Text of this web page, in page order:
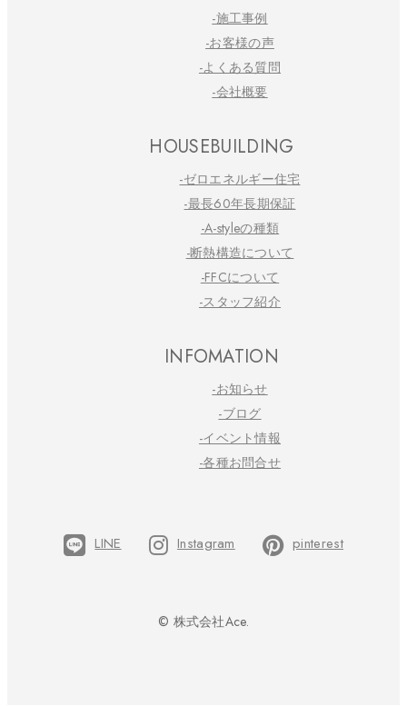
-施工事例
-お客様の声
-よくある質問
-会社概要
HOUSEBUILDING
-ゼロエネルギー住宅
-最長60年長期保証
-A-styleの種類
-断熱構造について
-FFCについて
-スタッフ紹介
INFOMATION
-お知らせ
-ブログ
-イベント情報
-各種お問合せ
© 株式会社Ace.
LINE Instagram pinterest